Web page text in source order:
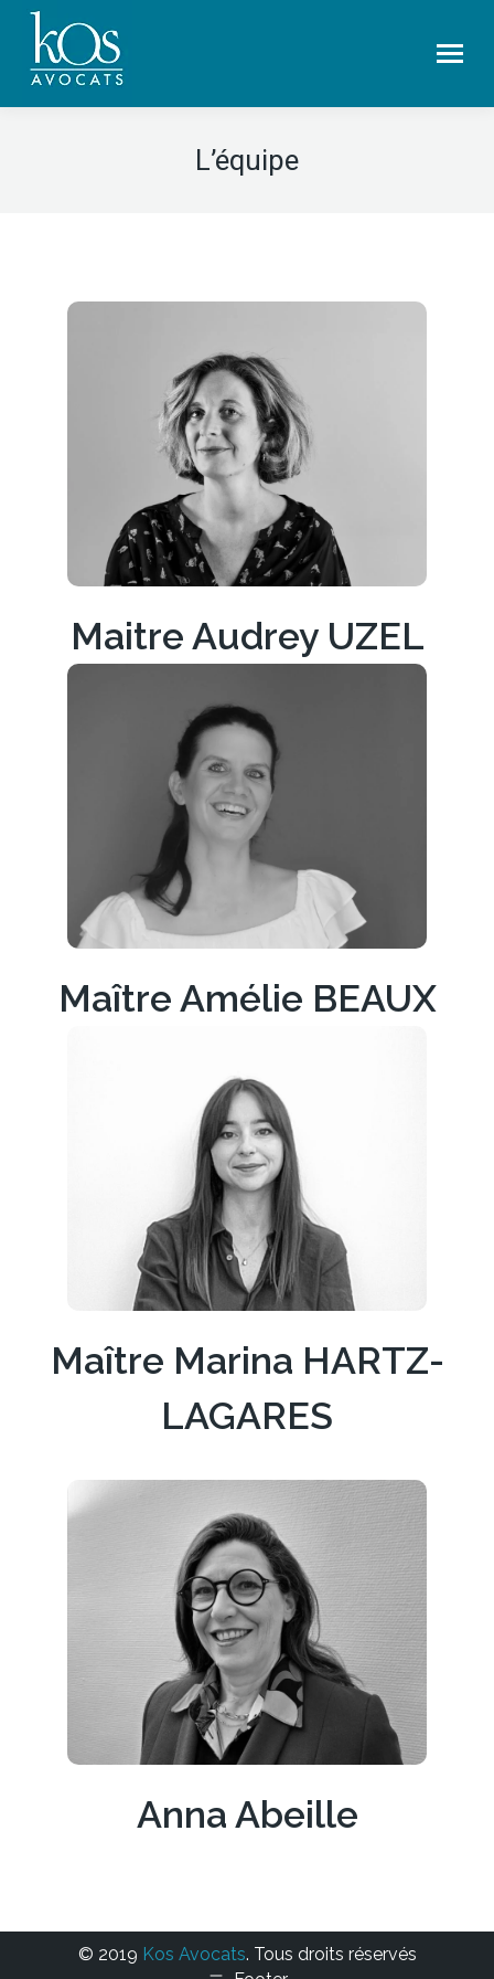
L’équipe
Découvrir son parcours
Maitre Audrey UZEL
Découvrir son parcours
Maître Amélie BEAUX
Découvrir son parcours
Maître Marina HARTZ-
LAGARES
Anna Abeille
© 2019 Kos Avocats. Tous droits réservés